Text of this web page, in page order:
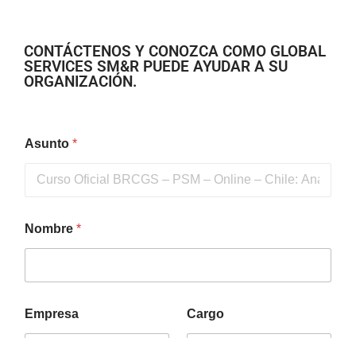
CONTÁCTENOS Y CONOZCA COMO GLOBAL
SERVICES SM&R PUEDE AYUDAR A SU
ORGANIZACIÓN.
Asunto *
Nombre *
Empresa Cargo